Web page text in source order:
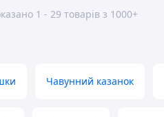
1 - 29 товарів з 1000+
Чавунний казанок